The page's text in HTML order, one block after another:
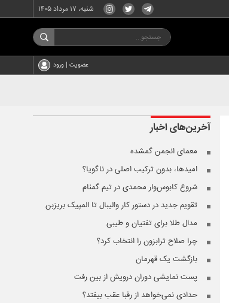
شنبه، ۱۷ مرداد ۱۴۰۵
عضویت | ورود
آخرین‌هایاخبار
معمای انجمن گمشده
امیدها، بدون ترکیب اصلی در ناگویا؟
شروع کابوس‌وار محمدی در تیم گمنام
تقویم جدید در دستور کار والیبال تا المپیک بریزبن
مدال طلا برای تفتیان و طیبی
چرا صلاح ترابزون را انتخاب کرد؟
بازگشت یک قهرمان
پست نمایشی دوران درویش از بین رفت
حدادی نمی‌خواهد از رقبا عقب بیفتد؟